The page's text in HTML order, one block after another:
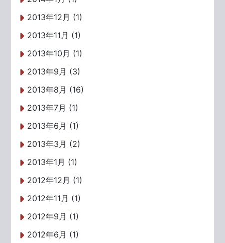
2013年12月 (1)
2013年11月 (1)
2013年10月 (1)
2013年9月 (3)
2013年8月 (16)
2013年7月 (1)
2013年6月 (1)
2013年3月 (2)
2013年1月 (1)
2012年12月 (1)
2012年11月 (1)
2012年9月 (1)
2012年6月 (1)